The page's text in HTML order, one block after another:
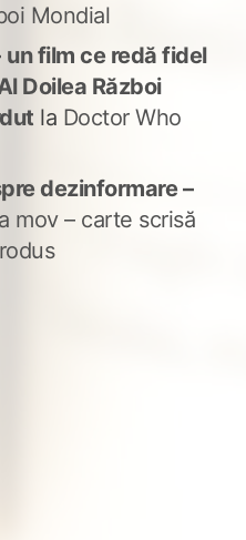
Mondial
un film ce redă fidel
Doilea Război
la Doctor Who
dezinformare –
mov – carte scrisă